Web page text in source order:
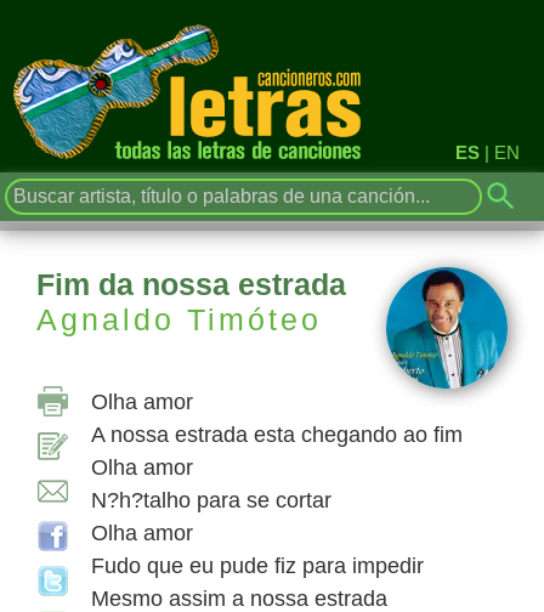
ES | EN
Fim da nossa estrada
Agnaldo Timóteo
Olha amor
A nossa estrada esta chegando ao fim
Olha amor
N?h?talho para se cortar
Olha amor
Fudo que eu pude fiz para impedir
Mesmo assim a nossa estrada